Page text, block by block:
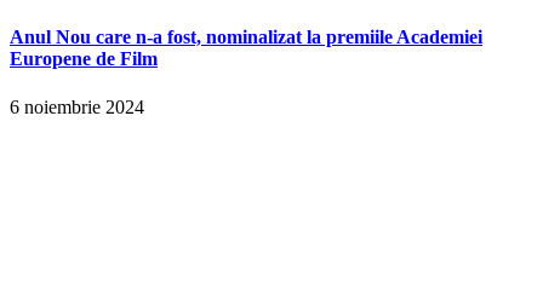
Anul Nou care n-a fost, nominalizat la premiile Academiei
Europene de Film
6 noiembrie 2024